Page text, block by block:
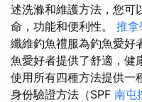
述洗滌和維護方法，您可
命，功能和便利性。 推拿
纖維釣魚禮服為釣魚愛好
魚愛好者提供了舒適，健
使用所有四種方法提供一
身份驗證方法（SPF 南屯